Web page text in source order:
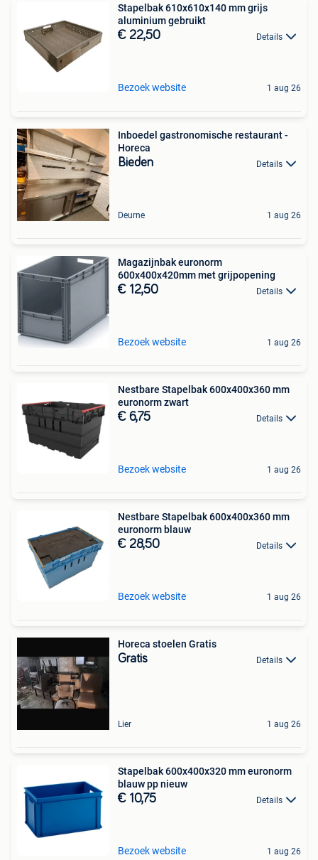
Stapelbak 610x610x140 mm grijs
aluminium gebruikt
€ 22,50 Details
Bezoek website 1 aug 26
Inboedel gastronomische restaurant -
Horeca
Bieden Details
Deurne 1 aug 26
Magazijnbak euronorm
600x400x420mm met grijpopening
€ 12,50 Details
Bezoek website 1 aug 26
Nestbare Stapelbak 600x400x360 mm
euronorm zwart
€ 6,75 Details
Bezoek website 1 aug 26
Nestbare Stapelbak 600x400x360 mm
euronorm blauw
€ 28,50 Details
Bezoek website 1 aug 26
Horeca stoelen Gratis
Gratis Details
Lier 1 aug 26
Stapelbak 600x400x320 mm euronorm
blauw pp nieuw
€ 10,75 Details
Bezoek website 1 aug 26